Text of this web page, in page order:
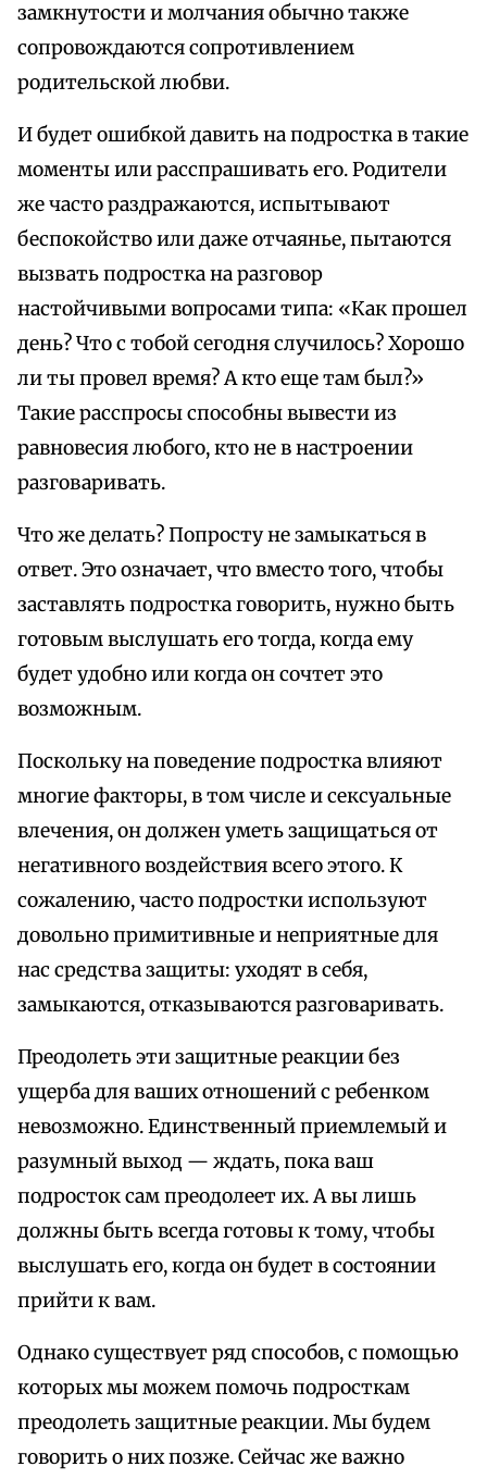
замкнутости и молчания обычно также
сопровождаются сопротивлением
родительской любви.
И будет ошибкой давить на подростка в такие
моменты или расспрашивать его. Родители
же часто раздражаются, испытывают
беспокойство или даже отчаянье, пытаются
вызвать подростка на разговор
настойчивыми вопросами типа: «Как прошел
день? Что с тобой сегодня случилось? Хорошо
ли ты провел время? А кто еще там был?»
Такие расспросы способны вывести из
равновесия любого, кто не в настроении
разговаривать.
Что же делать? Попросту не замыкаться в
ответ. Это означает, что вместо того, чтобы
заставлять подростка говорить, нужно быть
готовым выслушать его тогда, когда ему
будет удобно или когда он сочтет это
возможным.
Поскольку на поведение подростка влияют
многие факторы, в том числе и сексуальные
влечения, он должен уметь защищаться от
негативного воздействия всего этого. К
сожалению, часто подростки используют
довольно примитивные и неприятные для
нас средства защиты: уходят в себя,
замыкаются, отказываются разговаривать.
Преодолеть эти защитные реакции без
ущерба для ваших отношений с ребенком
невозможно. Единственный приемлемый и
разумный выход — ждать, пока ваш
подросток сам преодолеет их. А вы лишь
должны быть всегда готовы к тому, чтобы
выслушать его, когда он будет в состоянии
прийти к вам.
Однако существует ряд способов, с помощью
которых мы можем помочь подросткам
преодолеть защитные реакции. Мы будем
говорить о них позже. Сейчас же важно